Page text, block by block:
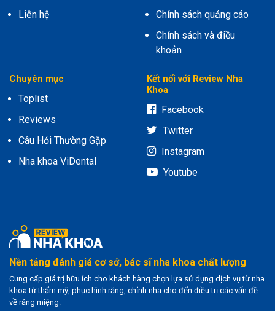
Liên hệ
Chính sách quảng cáo
Chính sách và điều
khoản
Chuyên mục
Toplist
Reviews
Câu Hỏi Thường Gặp
Nha khoa ViDental
Kết nối với Review Nha
Khoa
Facebook
Twitter
Instagram
Youtube
Nền tảng đánh giá cơ sở, bác sĩ nha khoa chất lượng
Cung cấp giá trị hữu ích cho khách hàng chọn lựa sử dụng dịch vụ từ nha
khoa từ thẩm mỹ, phục hình răng, chỉnh nha cho đến điều trị các vấn đề
về răng miệng.